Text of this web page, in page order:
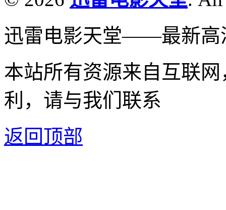
迅雷电影天堂——最新高
本站所有资源来自互联
利，请与我们联系
返回顶部